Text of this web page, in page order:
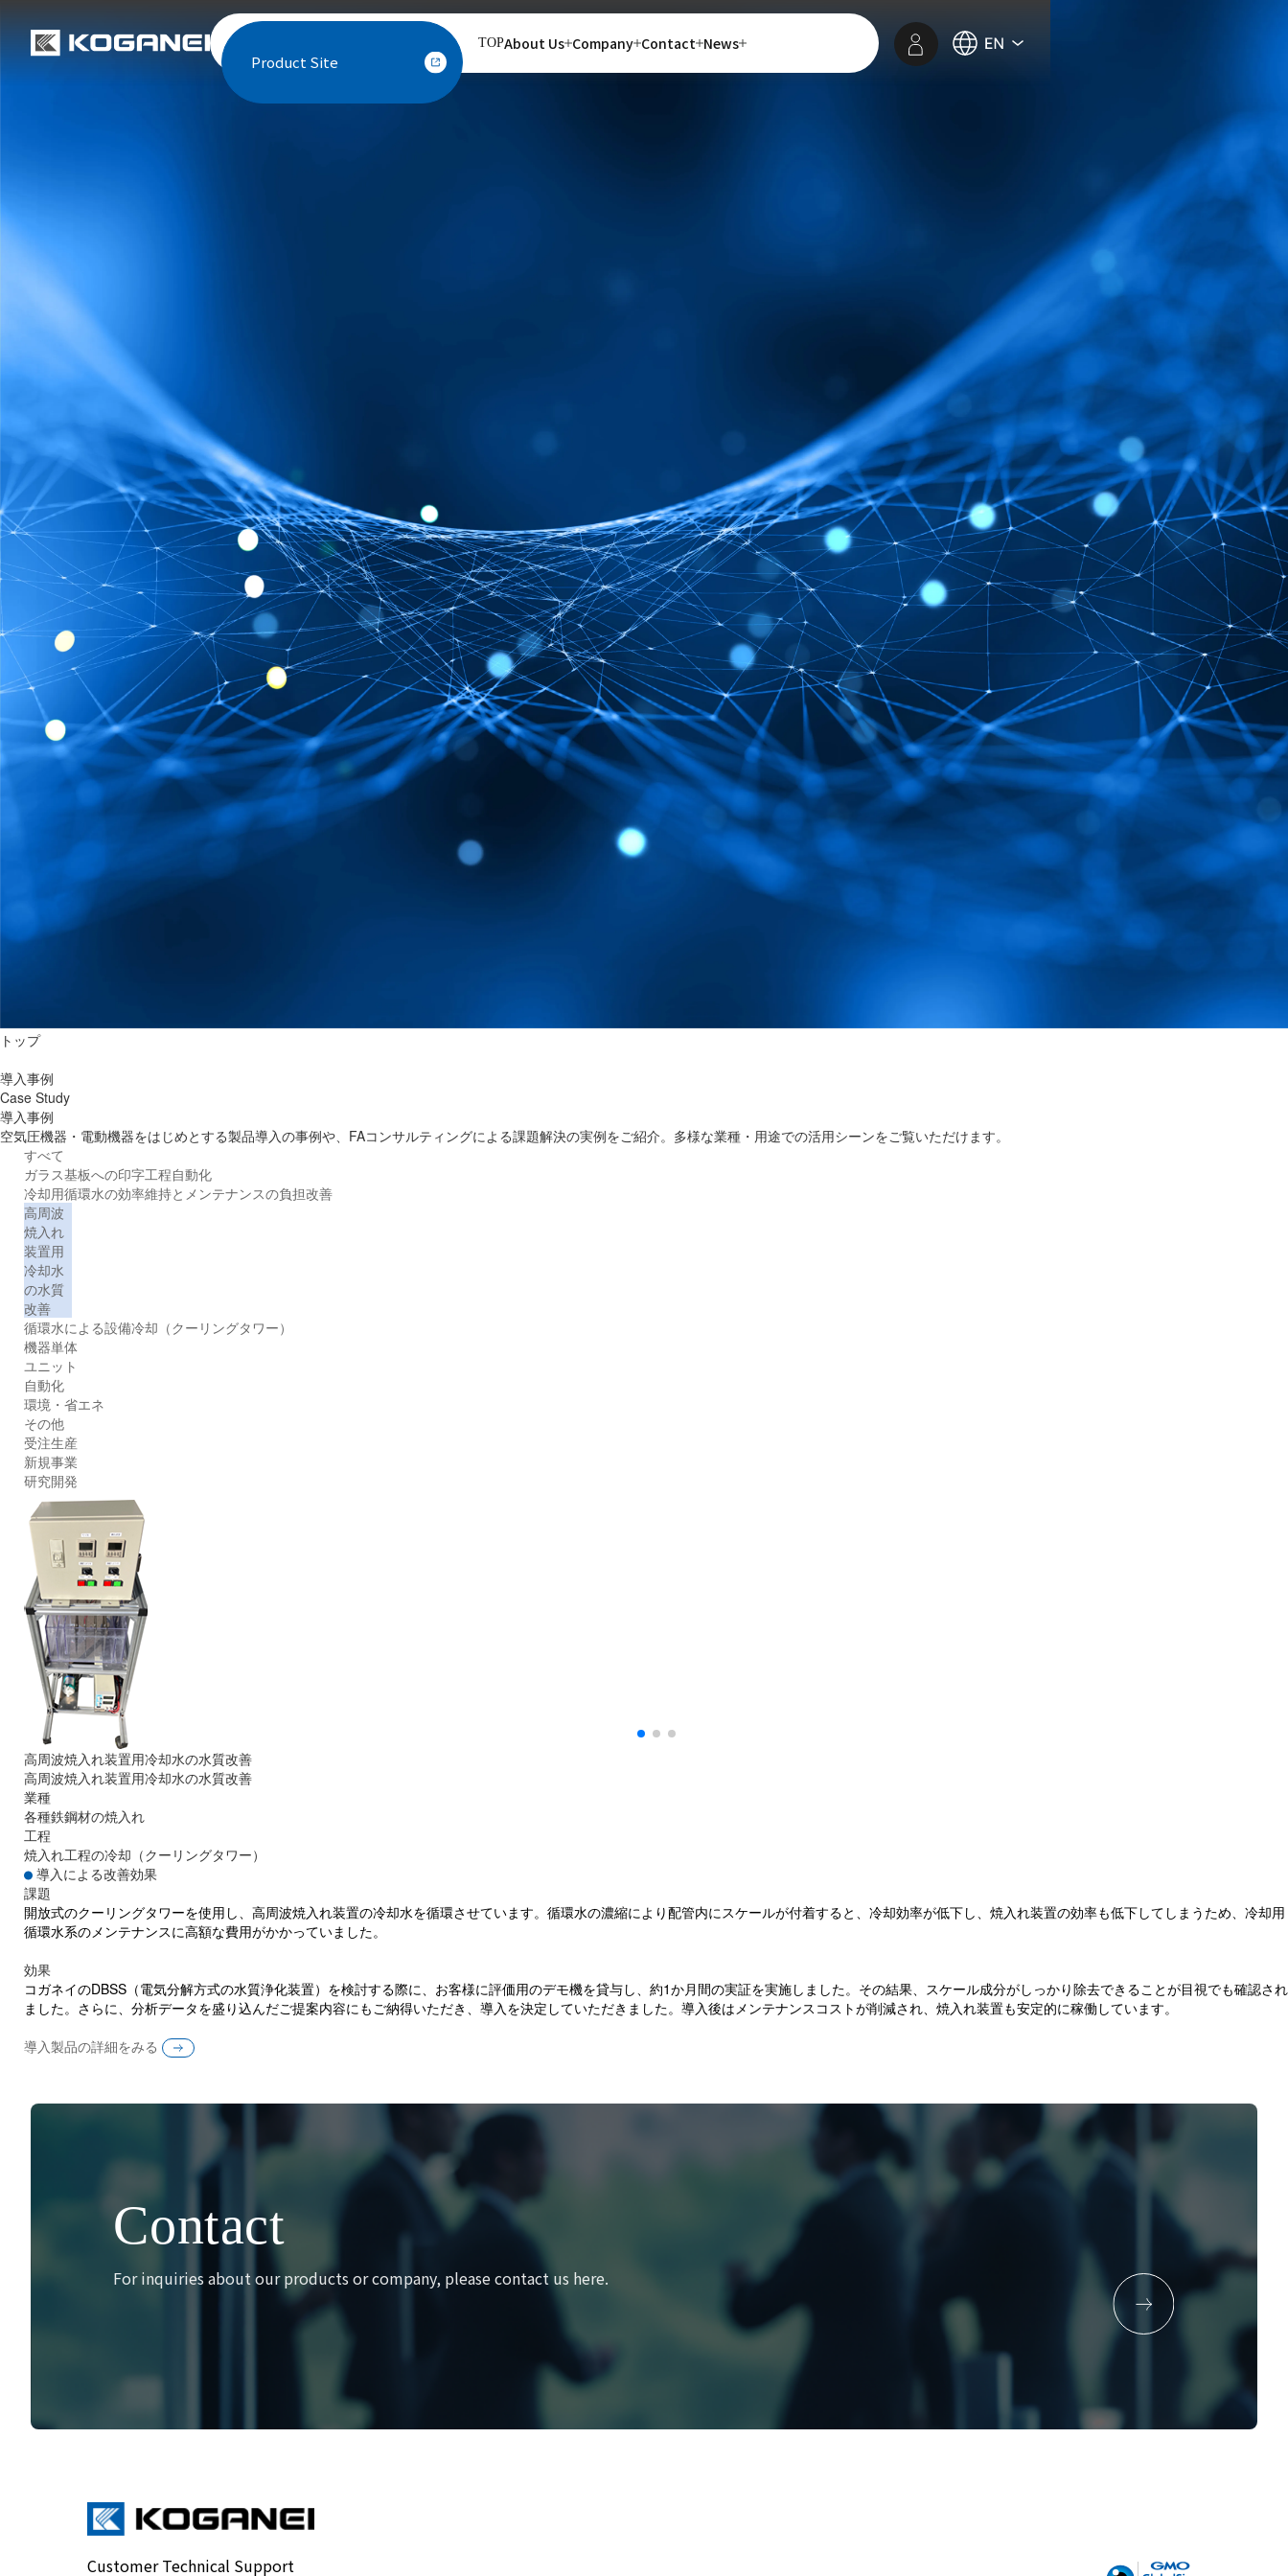
Product Site
TOPAbout Us Company Contact News
トップ
導入事例
Case Study
導入事例
空気圧機器・電動機器をはじめとする製品導入の事例や、FAコンサルティングによる課題解決の実例をご紹介。多様な業種・用途での活用シーンをご覧いただけます。
すべて
ガラス基板への印字工程自動化
冷却用循環水の効率維持とメンテナンスの負担改善
高周波
焼入れ
装置用
冷却水
の水質
改善
循環水による設備冷却（クーリングタワー）
機器単体
ユニット
自動化
環境・省エネ
その他
受注生産
新規事業
研究開発
高周波焼入れ装置用冷却水の水質改善
高周波焼入れ装置用冷却水の水質改善
業種
各種鉄鋼材の焼入れ
工程
焼入れ工程の冷却（クーリングタワー）
導入による改善効果
課題
開放式のクーリングタワーを使用し、高周波焼入れ装置の冷却水を循環させています。循環水の濃縮により配管内にスケールが付着すると、冷却効率が低下し、焼入れ装置の効率も低下してしまうため、冷却用
循環水系のメンテナンスに高額な費用がかかっていました。
効果
コガネイのDBSS（電気分解方式の水質浄化装置）を検討する際に、お客様に評価用のデモ機を貸与し、約1か月間の実証を実施しました。その結果、スケール成分がしっかり除去できることが目視でも確認され
ました。さらに、分析データを盛り込んだご提案内容にもご納得いただき、導入を決定していただきました。導入後はメンテナンスコストが削減され、焼入れ装置も安定的に稼働しています。
導入製品の詳細をみる
Contact
For inquiries about our products or company, please contact us here.
Customer Technical Support